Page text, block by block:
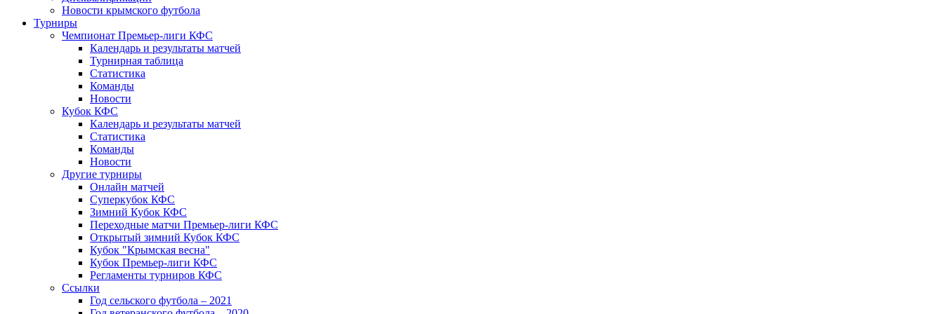
Новости крымского футбола
Турниры
Чемпионат Премьер-лиги КФС
Календарь и результаты матчей
Турнирная таблица
Статистика
Команды
Новости
Кубок КФС
Календарь и результаты матчей
Статистика
Команды
Новости
Другие турниры
Онлайн матчей
Суперкубок КФС
Зимний Кубок КФС
Переходные матчи Премьер-лиги КФС
Открытый зимний Кубок КФС
Кубок "Крымская весна"
Кубок Премьер-лиги КФС
Регламенты турниров КФС
Ссылки
Год сельского футбола – 2021